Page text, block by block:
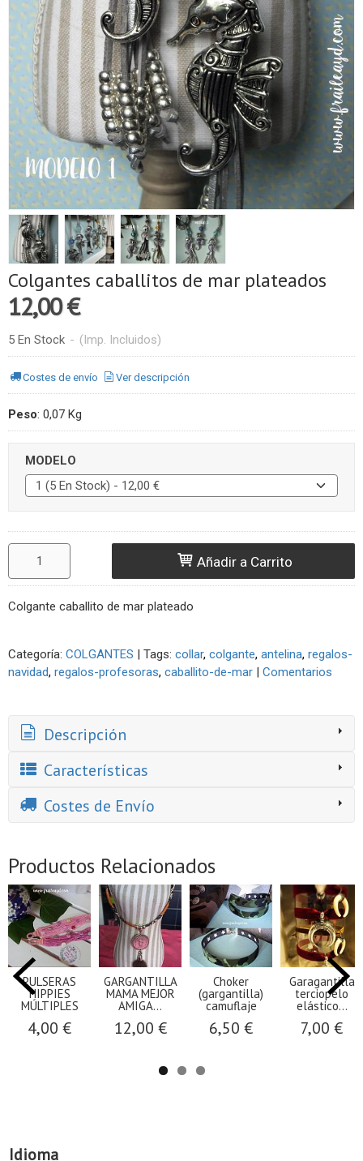
Idioma
Colgantes caballitos de mar plateados
12,00 €
5 En Stock - (Imp. Incluidos)
Costes de envío Ver descripción
Peso: 0,07 Kg
MODELO
Añadir a Carrito
Colgante caballito de mar plateado
Categoría: COLGANTES Tags: collar colgante antelina regalos-
navidad regalos-profesoras caballito-de-mar Comentarios
Descripción
Características
Costes de Envío
Productos Relacionados
PULSERAS
HIPPIES
MÚLTIPLES
4,00 €
GARGANTILLA
MAMA MEJOR
AMIGA...
12,00 €
Choker
(gargantilla)
camuflaje
6,50 €
Garagantilla
terciopelo
elástico...
7,00 €